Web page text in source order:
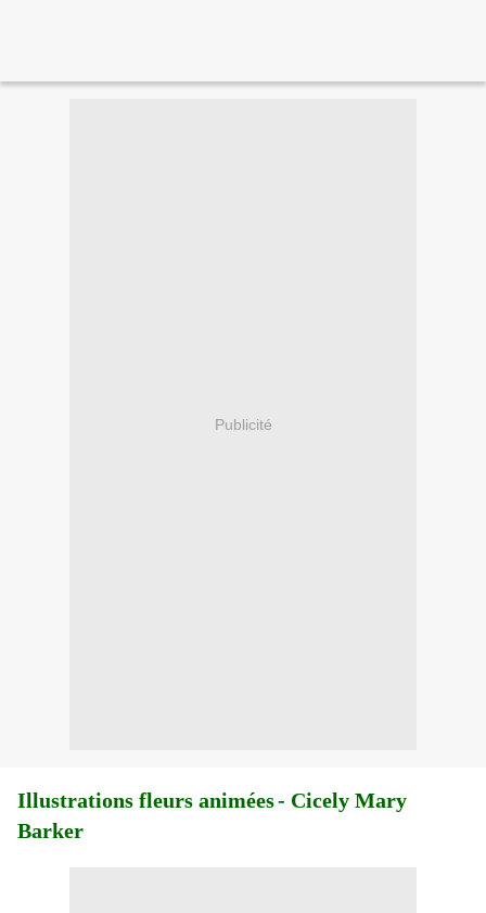
Publicité
Illustrations fleurs animées- Cicely Mary
Barker